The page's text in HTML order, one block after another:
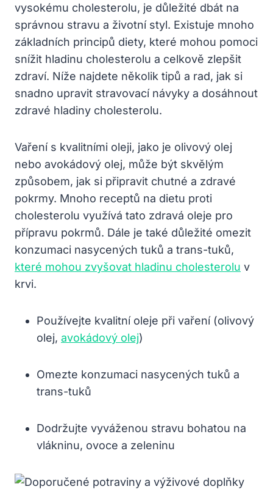
vysokému cholesterolu, je ​důležité dbát na
správnou ⁣stravu​ a životní‌ styl. Existuje mnoho
základních​ principů diety, ‍které mohou pomoci
⁤snížit⁢ hladinu‌ cholesterolu a celkově⁤ zlepšit
zdraví. ‌Níže ​najdete několik tipů a rad, jak ⁤si
snadno upravit stravovací návyky⁢ a dosáhnout
zdravé ​hladiny⁣ cholesterolu.
Vaření s ⁣kvalitními‍ oleji, jako je olivový olej
‍nebo avokádový​ olej, může⁤ být skvělým
⁢způsobem, jak ‍si připravit chutné a zdravé⁤
pokrmy. Mnoho receptů na dietu proti
cholesterolu‌ využívá tato zdravá‍ oleje pro
přípravu pokrmů. Dále je také důležité omezit⁣
konzumaci nasycených ‍tuků a trans-tuků,
které mohou zvyšovat hladinu cholesterolu ​v
krvi.
Používejte kvalitní oleje ‍při vaření (olivový
olej, avokádový ‍olej)
Omezte konzumaci nasycených tuků a⁤
trans-tuků
Dodržujte vyváženou stravu bohatou na
‍vlákninu, ⁢ovoce ⁤a zeleninu